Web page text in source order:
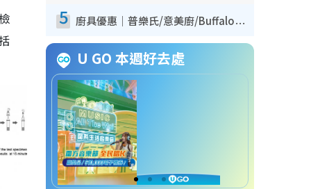
5 廚具優惠｜普樂氏/意美廚/Buffalo廚具低至3折！$89起買煎鍋／炒鑊／個人鍋 同場小家電激減至$99起
U GO 本週好去處